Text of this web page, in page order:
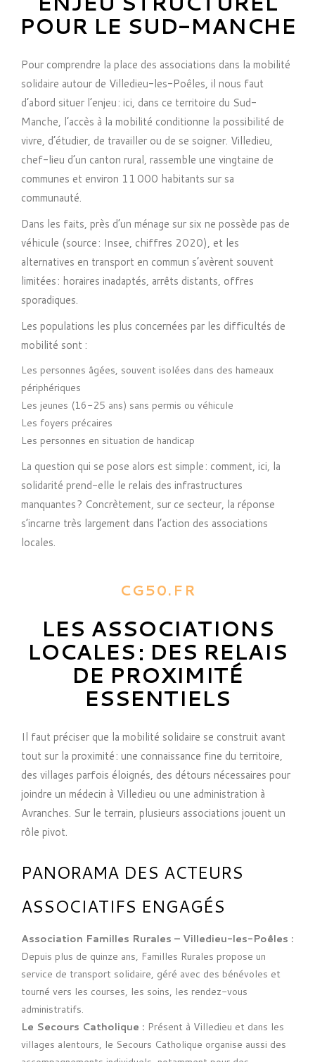
POUR LE SUD-MANCHE
Pour comprendre la place des associations dans la mobilité
solidaire autour de Villedieu-les-Poêles, il nous faut
d’abord situer l’enjeu : ici, dans ce territoire du Sud-
Manche, l’accès à la mobilité conditionne la possibilité de
vivre, d’étudier, de travailler ou de se soigner. Villedieu,
chef-lieu d’un canton rural, rassemble une vingtaine de
communes et environ 11 000 habitants sur sa
communauté.
Dans les faits, près d’un ménage sur six ne possède pas de
véhicule (source : Insee, chiffres 2020), et les
alternatives en transport en commun s’avèrent souvent
limitées : horaires inadaptés, arrêts distants, offres
sporadiques.
Les populations les plus concernées par les difficultés de
mobilité sont :
Les personnes âgées, souvent isolées dans des hameaux
périphériques
Les jeunes (16-25 ans) sans permis ou véhicule
Les foyers précaires
Les personnes en situation de handicap
La question qui se pose alors est simple : comment, ici, la
solidarité prend-elle le relais des infrastructures
manquantes ? Concrètement, sur ce secteur, la réponse
s’incarne très largement dans l’action des associations
locales.
CG50.FR
LES ASSOCIATIONS
LOCALES : DES RELAIS
DE PROXIMITÉ
ESSENTIELS
Il faut préciser que la mobilité solidaire se construit avant
tout sur la proximité : une connaissance fine du territoire,
des villages parfois éloignés, des détours nécessaires pour
joindre un médecin à Villedieu ou une administration à
Avranches. Sur le terrain, plusieurs associations jouent un
rôle pivot.
PANORAMA DES ACTEURS
ASSOCIATIFS ENGAGÉS
Association Familles Rurales – Villedieu-les-Poêles :
Depuis plus de quinze ans, Familles Rurales propose un
service de transport solidaire, géré avec des bénévoles et
tourné vers les courses, les soins, les rendez-vous
administratifs.
Le Secours Catholique : Présent à Villedieu et dans les
villages alentours, le Secours Catholique organise aussi des